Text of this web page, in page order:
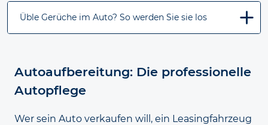
Üble Gerüche im Auto? So werden Sie sie los
Autoaufbereitung: Die professionelle
Auto­pflege
Wer sein Auto verkaufen will, ein Leasingfahrzeug